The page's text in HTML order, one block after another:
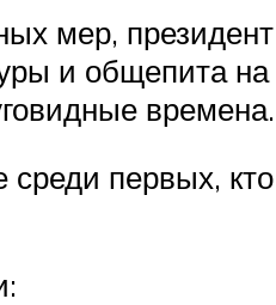
мер,
и общепита на
времена.
первых,